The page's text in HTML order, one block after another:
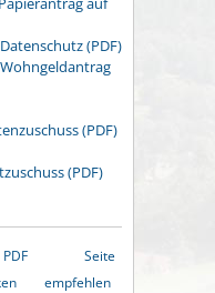
(PDF)
(PDF)
(PDF)
PDF
Seite
empfehlen